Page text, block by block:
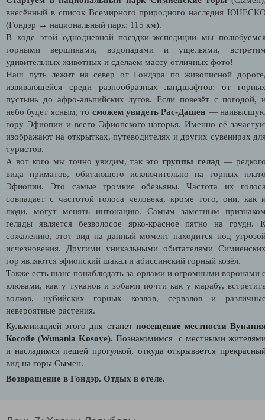
внесённый в список Всемирного природного наследия
(Гондэр → национальный парк: 115 км).
В ходе этой однодневной поездки-экспедиции мы
горными вершинами, водопадами и ущельями,
удивительных животных и сделаем массу отличных фото!
Наш путь лежит на север от Гондэра по живописной
извивающейся среди разнообразных ландшафтов: от
пустынь до афро-альпийских лугов. Если повезёт с погодой,
небо будет ясным, то сможем увидеть Рас-Дашен —
гору Эфиопии и всего Эфиопского нагорья. Именно её
изображают на открытках, путеводителях и других сувенирах
туристов.
А вот кого мы точно увидим, так этогруппы гелад —
вида приматов, обитающего исключительно на горных
Эфиопии. Это самые громкие обезьяны. Частота их
совпадает с частотой голоса человека, кроме того, они, как
люди, могут менять интонацию. Самым заметным
гелады является безволосое ярко-красное пятно на груди.
сожалению, этот вид на данный момент находится под
исчезновения. Другими уникальными обитателями
гор являются эфиопский шакал и абиссинский горный козёл.
Также есть шанс понаблюдать за орлами и огромными воронами
клювами, как у туканов и зобами почти как у марабу,
волков, нубийских горных козлов, сервалов и
невероятные растения.
Кульминацией этого дня станет посещение местности
Косойе (Wunania Kosoye). Познакомимся с местными
и насладимся пешей прогулкой, откуда открывается
вид на горы Сымен.
Возвращение в Гондэр. Отдых в отеле.